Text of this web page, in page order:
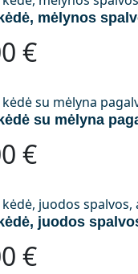
mėlynos
€
su mėlyna
€
juodos
€